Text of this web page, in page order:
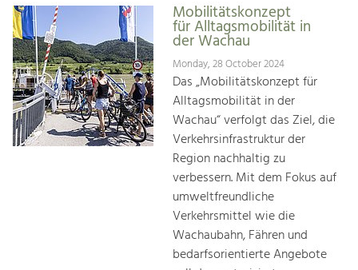
Mobilitätskonzept
für Alltagsmobilität in
der Wachau
Monday, 28 October 2024
Das „Mobilitätskonzept für
Alltagsmobilität in der
Wachau“ verfolgt das Ziel, die
Verkehrsinfrastruktur der
Region nachhaltig zu
verbessern. Mit dem Fokus auf
umweltfreundliche
Verkehrsmittel wie die
Wachaubahn, Fähren und
bedarfsorientierte Angebote